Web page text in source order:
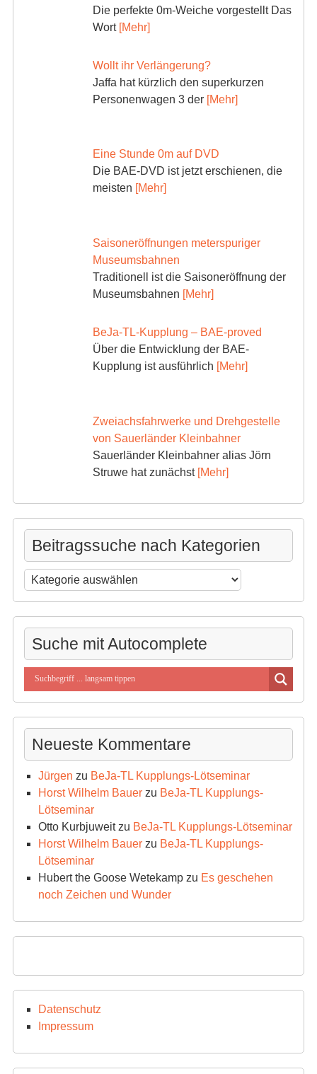
Die perfekte 0m-Weiche vorgestellt Das
Wort [Mehr]
Wollt ihr Verlängerung?
Jaffa hat kürzlich den superkurzen
Personenwagen 3 der [Mehr]
Eine Stunde 0m auf DVD
Die BAE-DVD ist jetzt erschienen, die
meisten [Mehr]
Saisoneröffnungen meterspuriger
Museumsbahnen
Traditionell ist die Saisoneröffnung der
Museumsbahnen [Mehr]
BeJa-TL-Kupplung – BAE-proved
Über die Entwicklung der BAE-
Kupplung ist ausführlich [Mehr]
Zweiachsfahrwerke und Drehgestelle
von Sauerländer Kleinbahner
Sauerländer Kleinbahner alias Jörn
Struwe hat zunächst [Mehr]
Beitragssuche nach Kategorien
Beitragssuche
nach
Suche mit Autocomplete
Neueste Kommentare
Jürgen zu BeJa-TL Kupplungs-Lötseminar
Horst Wilhelm Bauerzu BeJa-TL Kupplungs-
Lötseminar
Otto Kurbjuweitzu BeJa-TL Kupplungs-Lötseminar
Horst Wilhelm Bauerzu BeJa-TL Kupplungs-
Lötseminar
Hubert the Goose Wetekampzu Es geschehen
noch Zeichen und Wunder
Datenschutz
Impressum